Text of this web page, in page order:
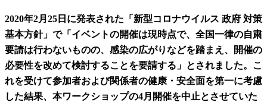
2020年2月25日に発表された「新型コロナウイルス 政府 対策
基本方針」で「イベントの開催は現時点で、全国一律の自粛
要請は行わないものの、感染の広がりなどを踏まえ、開催の
必要性を改めて検討することを要請する」とされました。こ
れを受けて参加者および関係者の健康・安全面を第一に考慮
した結果、本ワークショップの4月開催を中止とさせていた